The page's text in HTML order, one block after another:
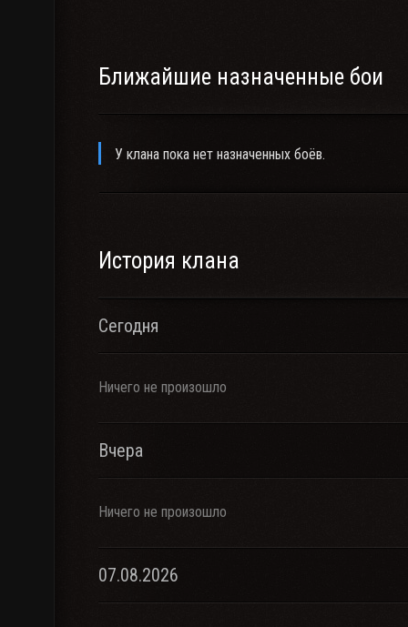
Ближайшие назначенные бои
У клана пока нет назначенных боёв.
История клана
Сегодня
Ничего не произошло
Вчера
Ничего не произошло
07.08.2026